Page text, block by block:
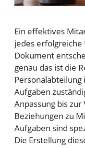
Ein effektives
jedes
Dokument
genau das ist die
Personalabteilung
Aufgaben
Anpassung bis
Beziehungen zu
Aufgaben sind
Die Erstellung